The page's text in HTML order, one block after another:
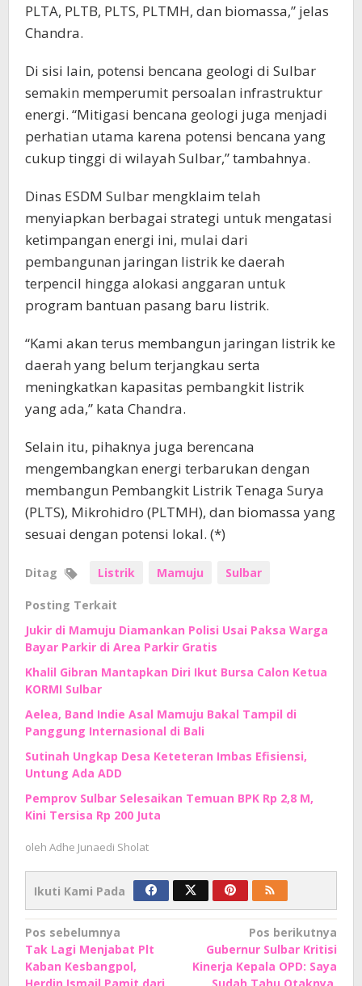
PLTA, PLTB, PLTS, PLTMH, dan biomassa,” jelas
Chandra.
Di sisi lain, potensi bencana geologi di Sulbar
semakin memperumit persoalan infrastruktur
energi. “Mitigasi bencana geologi juga menjadi
perhatian utama karena potensi bencana yang
cukup tinggi di wilayah Sulbar,” tambahnya.
Dinas ESDM Sulbar mengklaim telah
menyiapkan berbagai strategi untuk mengatasi
ketimpangan energi ini, mulai dari
pembangunan jaringan listrik ke daerah
terpencil hingga alokasi anggaran untuk
program bantuan pasang baru listrik.
“Kami akan terus membangun jaringan listrik ke
daerah yang belum terjangkau serta
meningkatkan kapasitas pembangkit listrik
yang ada,” kata Chandra.
Selain itu, pihaknya juga berencana
mengembangkan energi terbarukan dengan
membangun Pembangkit Listrik Tenaga Surya
(PLTS), Mikrohidro (PLTMH), dan biomassa yang
sesuai dengan potensi lokal. (*)
Ditag Listrik Mamuju Sulbar
Posting Terkait
Jukir di Mamuju Diamankan Polisi Usai Paksa Warga
Bayar Parkir di Area Parkir Gratis
Khalil Gibran Mantapkan Diri Ikut Bursa Calon Ketua
KORMI Sulbar
Aelea, Band Indie Asal Mamuju Bakal Tampil di
Panggung Internasional di Bali
Sutinah Ungkap Desa Keteteran Imbas Efisiensi,
Untung Ada ADD
Pemprov Sulbar Selesaikan Temuan BPK Rp 2,8 M,
Kini Tersisa Rp 200 Juta
oleh Adhe Junaedi Sholat
Ikuti Kami Pada
Navigasi
pos
Pos sebelumnya
Tak Lagi Menjabat Plt
Kaban Kesbangpol,
Pos berikutnya
Gubernur Sulbar Kritisi
Kinerja Kepala OPD: Saya